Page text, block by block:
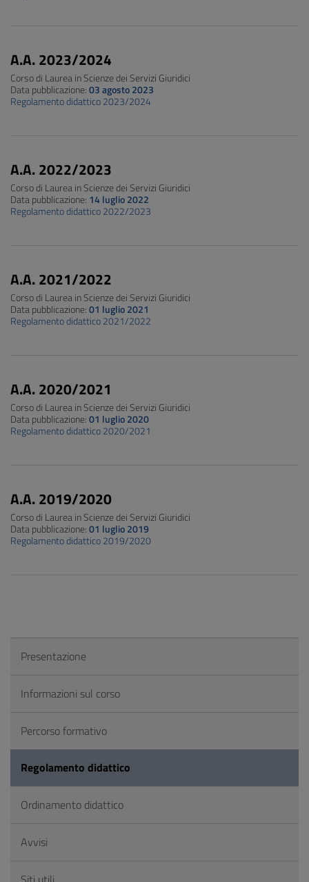
A.A. 2023/2024
Corso di Laurea in Scienze dei Servizi Giuridici
Data pubblicazione:03 agosto 2023
Regolamento didattico 2023/2024
A.A. 2022/2023
Corso di Laurea in Scienze dei Servizi Giuridici
Data pubblicazione: 14 luglio 2022
Regolamento didattico 2022/2023
A.A. 2021/2022
Corso di Laurea in Scienze dei Servizi Giuridici
Data pubblicazione:01 luglio 2021
Regolamento didattico 2021/2022
A.A. 2020/2021
Corso di Laurea in Scienze dei Servizi Giuridici
Data pubblicazione:01 luglio 2020
Regolamento didattico 2020/2021
A.A. 2019/2020
Corso di Laurea in Scienze dei Servizi Giuridici
Data pubblicazione:01 luglio 2019
Regolamento didattico 2019/2020
Presentazione
Informazioni sul corso
Percorso formativo
Regolamento didattico
Ordinamento didattico
Avvisi